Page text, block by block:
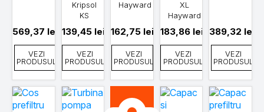
569,37 lei
VEZI
PRODUSUL
Kripsol
KS
139,45 lei
VEZI
PRODUSUL
Hayward
162,75 lei
VEZI
PRODUSUL
XL
Hayward
183,86 lei
VEZI
PRODUSUL
389,32 lei
VEZI
PRODUSUL